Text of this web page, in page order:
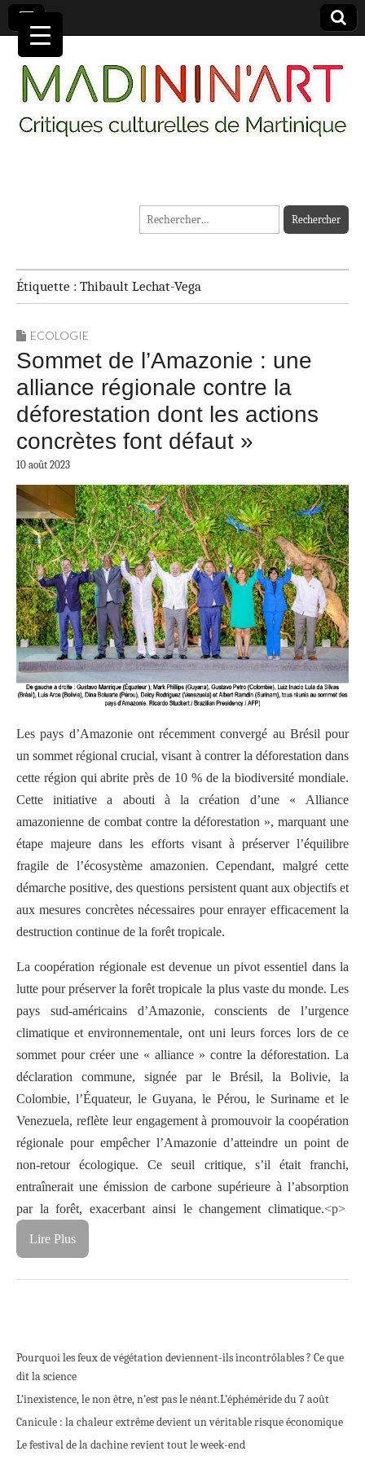
MADININ'ART
Rechercher :
Étiquette : Thibault Lechat-Vega
ECOLOGIE
Sommet de l’Amazonie : une
alliance régionale contre la
déforestation dont les actions
concrètes font défaut »
10 août 2023
Les pays d’Amazonie ont récemment convergé au Brésil pour
un sommet régional crucial, visant à contrer la déforestation dans
cette région qui abrite près de 10 % de la biodiversité mondiale.
Cette initiative a abouti à la création d’une « Alliance
amazonienne de combat contre la déforestation », marquant une
étape majeure dans les efforts visant à préserver l’équilibre
fragile de l’écosystème amazonien. Cependant, malgré cette
démarche positive, des questions persistent quant aux objectifs et
aux mesures concrètes nécessaires pour enrayer efficacement la
destruction continue de la forêt tropicale.
La coopération régionale est devenue un pivot essentiel dans la
lutte pour préserver la forêt tropicale la plus vaste du monde. Les
pays sud-américains d’Amazonie, conscients de l’urgence
climatique et environnementale, ont uni leurs forces lors de ce
sommet pour créer une « alliance » contre la déforestation. La
déclaration commune, signée par le Brésil, la Bolivie, la
Colombie, l’Équateur, le Guyana, le Pérou, le Suriname et le
Venezuela, reflète leur engagement à promouvoir la coopération
régionale pour empêcher l’Amazonie d’atteindre un point de
non-retour écologique. Ce seuil critique, s’il était franchi,
entraînerait une émission de carbone supérieure à l’absorption
par la forêt, exacerbant ainsi le changement climatique.<p>
Lire Plus
Pourquoi les feux de végétation deviennent-ils incontrôlables ? Ce que
dit la science
L’inexistence, le non être, n’est pas le néant.L’éphéméride du 7 août
Canicule : la chaleur extrême devient un véritable risque économique
Le festival de la dachine revient tout le week-end